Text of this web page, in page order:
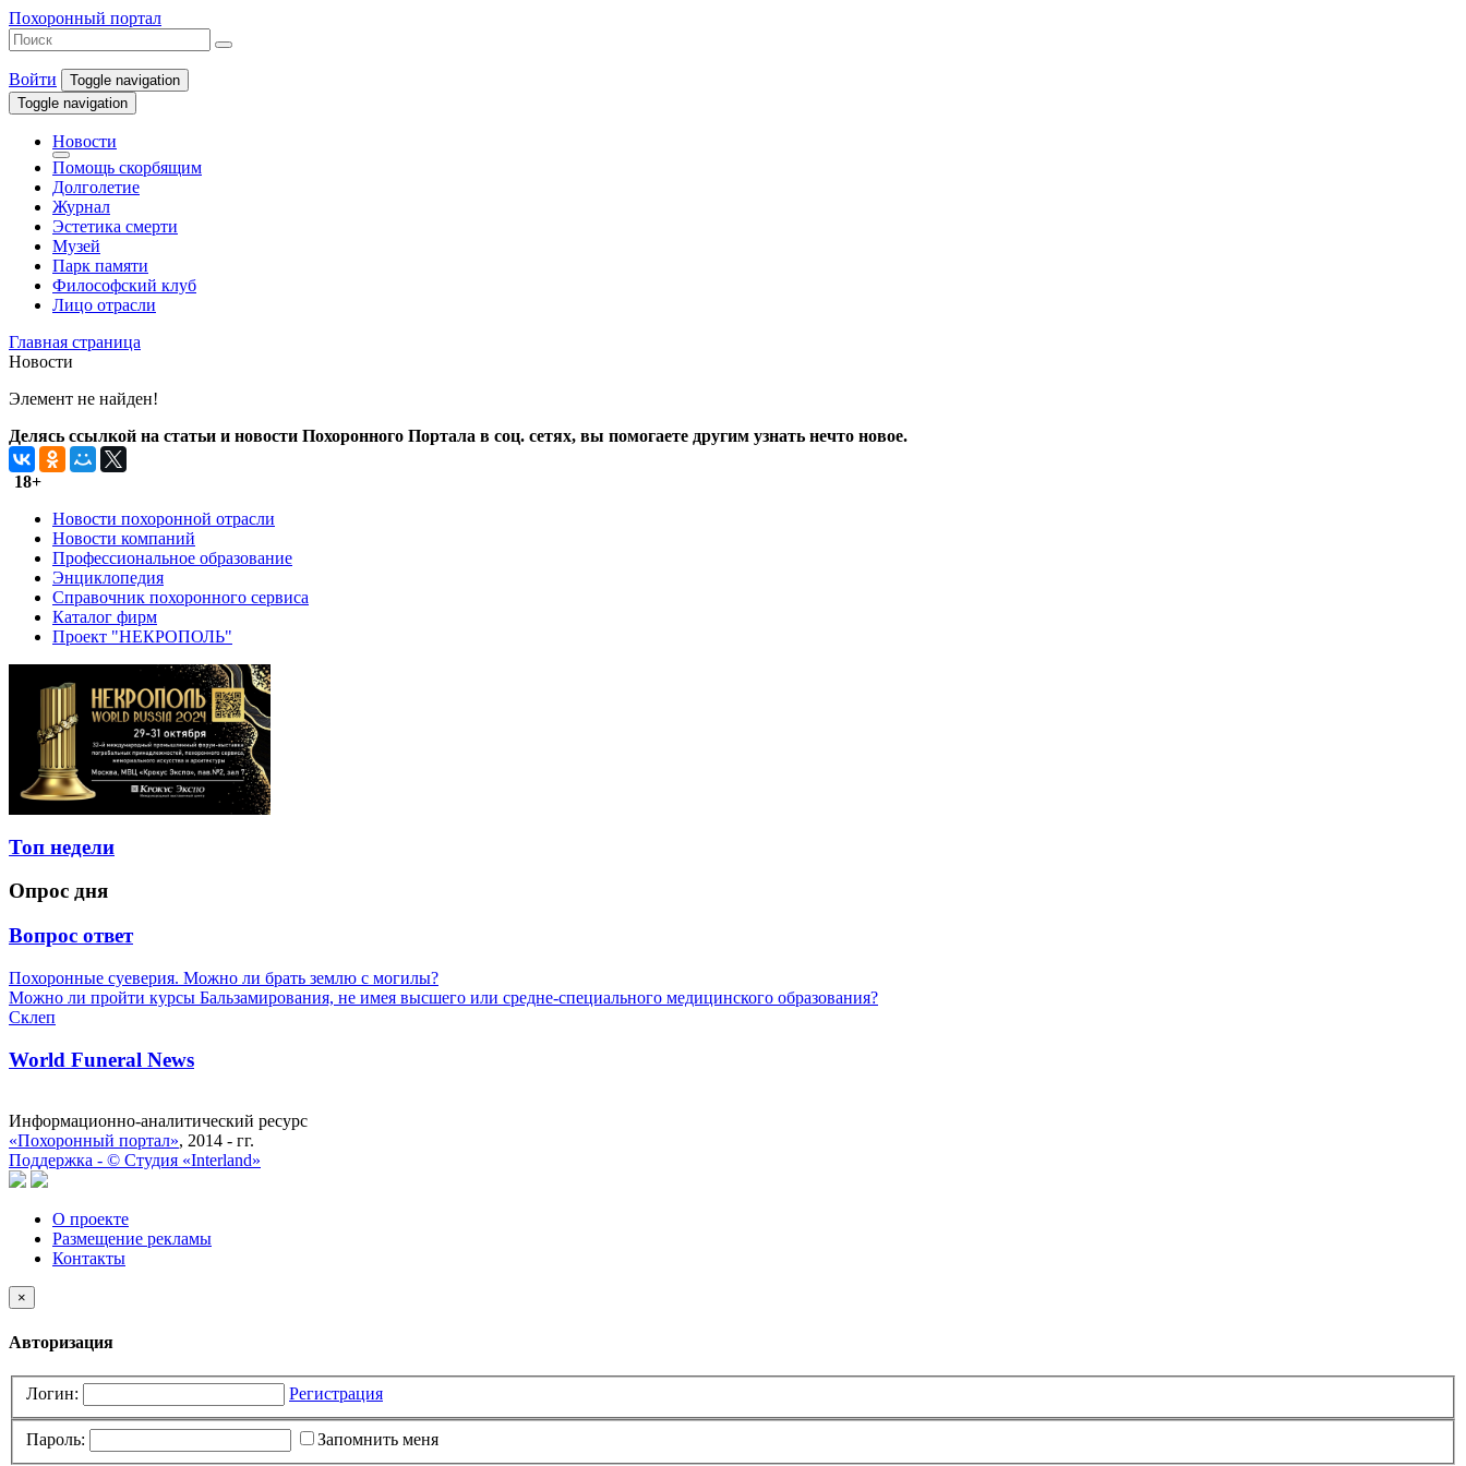
Похоронный портал
Войти
Toggle navigation
Toggle navigation
Новости
Помощь скорбящим
Долголетие
Журнал
Эстетика смерти
Музей
Парк памяти
Философский клуб
Лицо отрасли
Главная страница
Новости
Элемент не найден!
Делясь ссылкой на статьи и новости Похоронного Портала в соц. сетях, вы помогаете другим узнать нечто новое.
18+
Новости похоронной отрасли
Новости компаний
Профессиональное образование
Энциклопедия
Справочник похоронного сервиса
Каталог фирм
Проект "НЕКРОПОЛЬ"
Топ недели
Опрос дня
Вопрос ответ
Похоронные суеверия. Можно ли брать землю с могилы?
Можно ли пройти курсы Бальзамирования, не имея высшего или средне-специального медицинского образования?
Склеп
World Funeral News
Информационно-аналитический ресурс
«Похоронный портал», 2014 - гг.
Поддержка - © Cтудия «Interland»
О проекте
Размещение рекламы
Контакты
×
Авторизация
Логин: Регистрация
Пароль:
Запомнить меня